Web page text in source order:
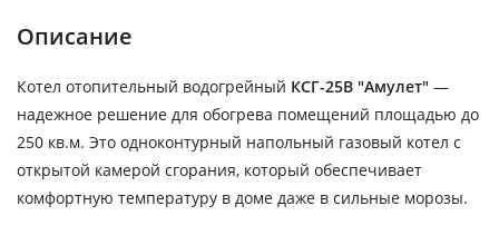
Описание
Котел отопительный водогрейный КСГ-25В "Амулет" —
надежное решение для обогрева помещений площадью до
250 кв.м. Это одноконтурный напольный газовый котел с
открытой камерой сгорания, который обеспечивает
комфортную температуру в доме даже в сильные морозы.